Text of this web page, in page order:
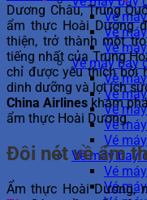
Vé
Vé
Vé
Vé máy bay
Vé
Vé
Vé
Vé
Vé
Vé máy bay
Vé
Vé
Dương Châu, Trung
ẩm thực Hoài Dương
thiện, trở thành một
tiếng nhất của Trung
chỉ được yêu thích bởi
dinh dưỡng và lợi ích
China Airlines khám
ẩm thực Hoài Dương.
Đôi nét về ẩm
Ẩm thực Hoài Dương,